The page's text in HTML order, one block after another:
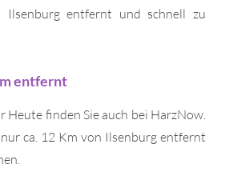
entfernt und schnell zu
entfernt
Heute finden Sie auch bei HarzNow.
ca. 12 Km von Ilsenburg entfernt